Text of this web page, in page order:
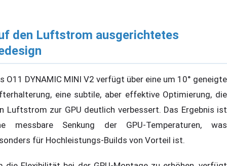
den Luftstrom ausgerichtetes
O11 DYNAMIC MINI V2 verfügt über eine um 10° geneigte
eine subtile, aber effektive Optimierung, die
Luftstrom zur GPU deutlich verbessert. Das Ergebnis ist
messbare Senkung der GPU-Temperaturen, was
für Hochleistungs-Builds von Vorteil ist.